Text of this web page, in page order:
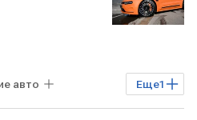
Еще1
авто